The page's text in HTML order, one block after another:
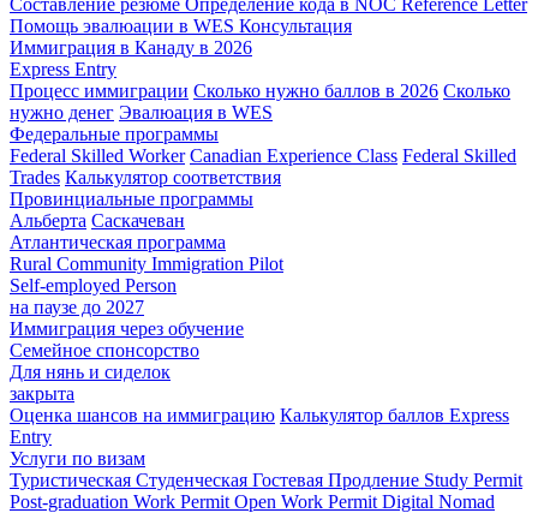
Помощь эвалюации в WES Консультация
Иммиграция в Канаду в 2026
Express Entry
Процесс иммиграции Сколько нужно баллов в 2026 Сколько
нужно денег Эвалюация в WES
Федеральные программы
Federal Skilled Worker Canadian Experience Class Federal Skilled
Trades Калькулятор соответствия
Провинциальные программы
Альберта Саскачеван
Атлантическая программа
Rural Community Immigration Pilot
Self-employed Person
на паузе до 2027
Иммиграция через обучение
Семейное спонсорство
Для нянь и сиделок
закрыта
Оценка шансов на иммиграцию Калькулятор баллов Express
Entry
Услуги по визам
Туристическая Студенческая Гостевая Продление Study Permit
Post-graduation Work Permit Open Work Permit Digital Nomad